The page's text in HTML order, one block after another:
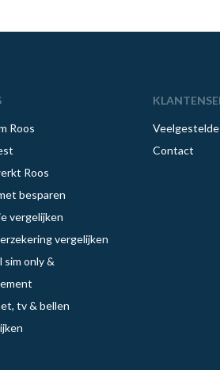
Roos
Roos
besparen
vergelijken
vergelijken
sim only &
tv & bellen
Contact